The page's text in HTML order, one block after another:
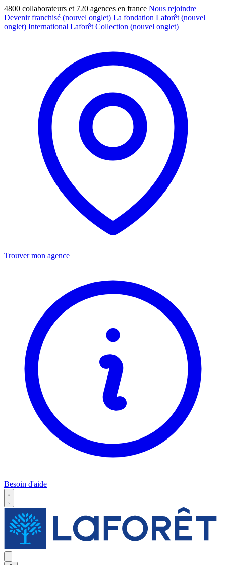
4800 collaborateurs et 720 agences en france Nous rejoindre
Devenir franchisé (nouvel onglet) La fondation Laforêt (nouvel
onglet) International Laforêt Collection (nouvel onglet)
Trouver mon agence
Besoin d'aide